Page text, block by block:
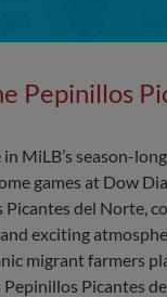
Pepinillos
MiLB’s season-
games at Dow
del Norte,
exciting
migrant farmers
Pepinillos Picantes